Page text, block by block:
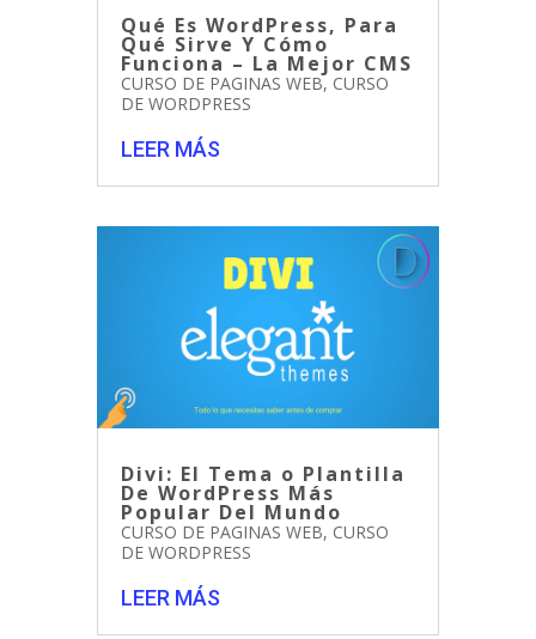
Qué Es WordPress, Para
Qué Sirve Y Cómo
Funciona – La Mejor CMS
CURSO DE PAGINAS WEB, CURSO
DE WORDPRESS
LEER MÁS
Divi: El Tema o Plantilla
De WordPress Más
Popular Del Mundo
CURSO DE PAGINAS WEB, CURSO
DE WORDPRESS
LEER MÁS